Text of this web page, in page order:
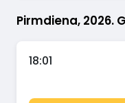
Pirmdiena, 2026.
18:01